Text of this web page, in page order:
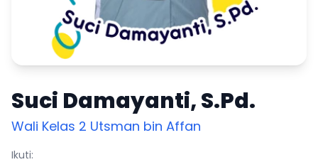
Suci Damayanti, S.Pd.
Wali Kelas 2 Utsman bin Affan
Ikuti: